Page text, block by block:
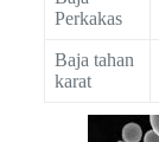
Perkakas
Baja tahan
karat